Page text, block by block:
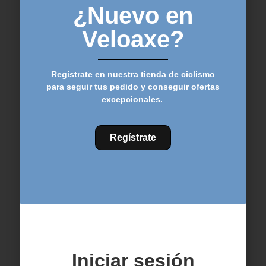
DEORE 12v – AZUL
2.899,00
¡Oferta!
DUOCROMO
€
¿Nuevo en
Veloaxe?
Regístrate en nuestra tienda de ciclismo
para seguir tus pedido y conseguir ofertas
excepcionales.
Regístrate
Iniciar sesión